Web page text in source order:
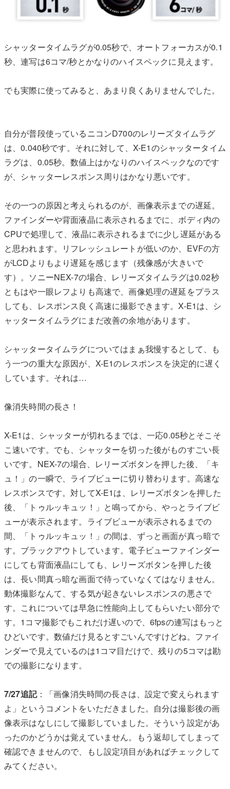
シャッタータイムラグが0.05秒で、オートフォーカスが0.1
秒、連写は6コマ/秒とかなりのハイスペックに見えます。
でも実際に使ってみると、あまり良くありませんでした。
自分が普段使っているニコンD700のレリーズタイムラグ
は、0.040秒です。それに対して、X-E1のシャッタータイム
ラグは、0.05秒。数値上はかなりのハイスペックなのです
が、シャッターレスポンス周りはかなり悪いです。
その一つの原因と考えられるのが、画像表示までの遅延。
ファインダーや背面液晶に表示されるまでに、ボディ内の
CPUで処理して、液晶に表示されるまでに少し遅延がある
と思われます。リフレッシュレートが低いのか、EVFの方
がLCDよりもより遅延を感じます（残像感が大きいで
す）。ソニーNEX-7の場合、レリーズタイムラグは0.02秒
ともはや一眼レフよりも高速で、画像処理の遅延をプラス
しても、レスポンス良く高速に撮影できます。X-E1は、シ
ャッタータイムラグにまだ改善の余地があります。
シャッタータイムラグについてはまぁ我慢するとして、も
う一つの重大な原因が、X-E1のレスポンスを決定的に遅く
しています。それは…
像消失時間の長さ！
X-E1は、シャッターが切れるまでは、一応0.05秒とそこそ
こ速いです。でも、シャッターを切った後がものすごい長
いです。NEX-7の場合、レリーズボタンを押した後、「キ
ュ！」の一瞬で、ライブビューに切り替わります。高速な
レスポンスです。対してX-E1は、レリーズボタンを押した
後、「トゥルッキュッ！」と鳴ってから、やっとライブビ
ューが表示されます。ライブビューが表示されるまでの
間、「トゥルッキュッ！」の間は、ずっと画面が真っ暗で
す。ブラックアウトしています。電子ビューファインダー
にしても背面液晶にしても、レリーズボタンを押した後
は、長い間真っ暗な画面で待っていなくてはなりません。
動体撮影なんて、する気が起きないレスポンスの悪さで
す。これについては早急に性能向上してもらいたい部分で
す。1コマ撮影でもこれだけ遅いので、6fpsの連写はもっと
ひどいです。数値だけ見るとすごいんですけどね。ファイ
ンダーで見えているのは1コマ目だけで、残りの5コマは勘
での撮影になります。
7/27追記：「画像消失時間の長さは、設定で変えられます
よ」というコメントをいただきました。自分は撮影後の画
像表示はなしにして撮影していました。そういう設定があ
ったのかどうかは覚えていません。もう返却してしまって
確認できませんので、もし設定項目があればチェックして
みてください。